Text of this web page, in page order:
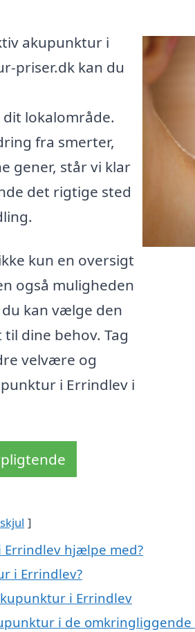
akupunktur i
priser.dk kan du
lokalområde.
fra smerter,
gener, står vi klar
det rigtige sted
kun en oversigt
også muligheden
kan vælge den
dine behov. Tag
velvære og
i Errindlev i
skjul
hjælpe med?
i Errindlev?
i Errindlev
i de